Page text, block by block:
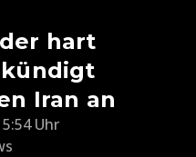
hart
Iran an
Uhr